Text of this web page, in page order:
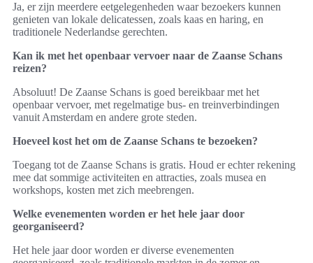
Ja, er zijn meerdere eetgelegenheden waar bezoekers kunnen
genieten van lokale delicatessen, zoals kaas en haring, en
traditionele Nederlandse gerechten.
Kan ik met het openbaar vervoer naar de Zaanse Schans
reizen?
Absoluut! De Zaanse Schans is goed bereikbaar met het
openbaar vervoer, met regelmatige bus- en treinverbindingen
vanuit Amsterdam en andere grote steden.
Hoeveel kost het om de Zaanse Schans te bezoeken?
Toegang tot de Zaanse Schans is gratis. Houd er echter rekening
mee dat sommige activiteiten en attracties, zoals musea en
workshops, kosten met zich meebrengen.
Welke evenementen worden er het hele jaar door
georganiseerd?
Het hele jaar door worden er diverse evenementen